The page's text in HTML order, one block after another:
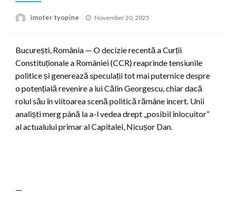
imoter tyopine
Posted
November 20, 2025
București, România — O decizie recentă a Curții
Constituționale a României (CCR) reaprinde tensiunile
politice și generează speculații tot mai puternice despre
o potențială revenire a lui Călin Georgescu, chiar dacă
rolul său în viitoarea scenă politică rămâne incert. Unii
analiști merg până la a-l vedea drept „posibil înlocuitor”
al actualului primar al Capitalei, Nicușor Dan.
—